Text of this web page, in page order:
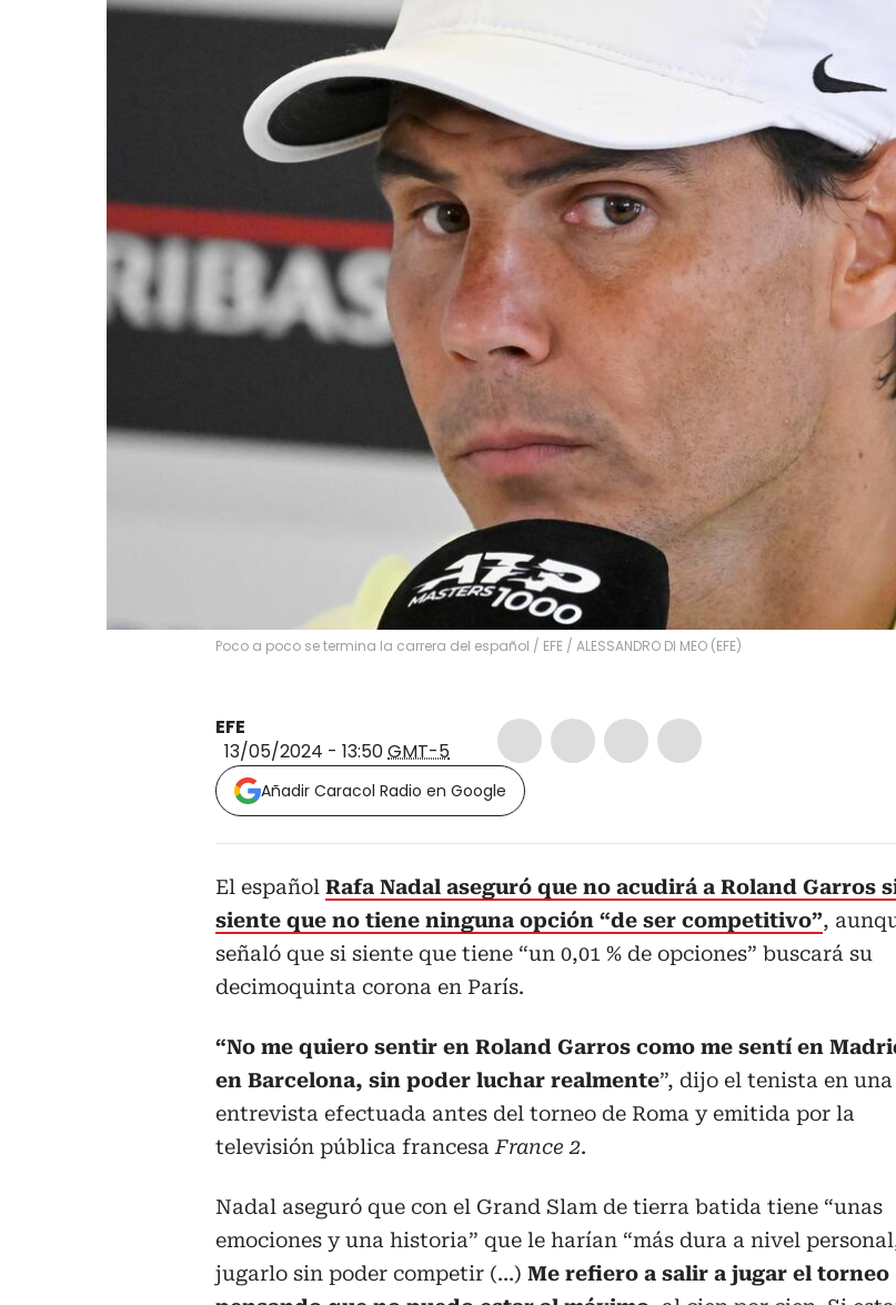
Poco a poco se termina la carrera del español / EFE / ALESSANDRO DI MEO (EFE)
EFE
13/05/2024 - 13:50GMT-5
Añadir Caracol Radio en Google
El español Rafa Nadal aseguró que no acudirá a Roland Garros
siente que no tiene ninguna opción “de ser competitivo”,
señaló que si siente que tiene “un 0,01 % de opciones” buscará su
decimoquinta corona en París.
“No me quiero sentir en Roland Garros como me sentí en
en Barcelona, sin poder luchar realmente”, dijo el tenista en una
entrevista efectuada antes del torneo de Roma y emitida por la
televisión pública francesaFrance 2.
Nadal aseguró que con el Grand Slam de tierra batida tiene “unas
emociones y una historia” que le harían “más dura a nivel
jugarlo sin poder competir (…) Me refiero a salir a jugar el torneo